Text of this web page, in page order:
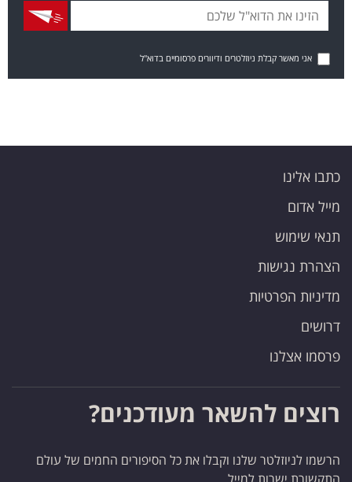
אני מאשר קבלת ניוזלטרים ודיוורים פרסומיים בדוא"ל
כתבו אלינו
מייל אדום
תנאי שימוש
הצהרת נגישות
מדיניות הפרטיות
דרושים
פרסמו אצלנו
רוצים להשאר מעודכנים?
הרשמו לניוזלטר שלנו וקבלו את כל הסיפורים החמים של עולם